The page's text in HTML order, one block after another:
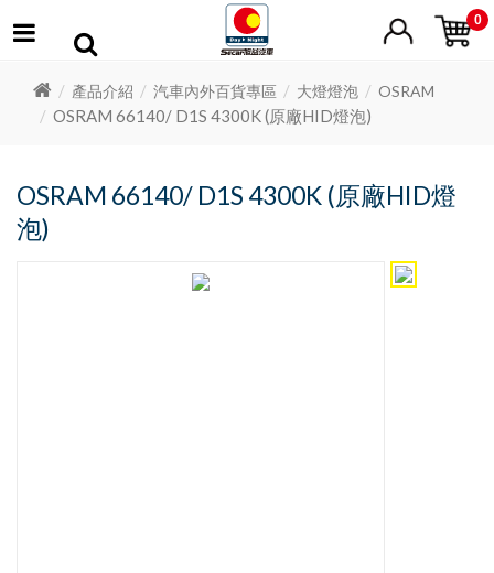
0
產品介紹 汽車內外百貨專區 大燈燈泡 OSRAM
OSRAM 66140/ D1S 4300K (原廠HID燈泡)
OSRAM 66140/ D1S 4300K (原廠HID燈
泡)